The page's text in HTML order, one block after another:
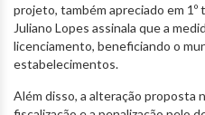
projeto, também apreciado em
Juliano Lopes assinala que a
licenciamento, beneficiando o
estabelecimentos.
Além disso, a alteração proposta